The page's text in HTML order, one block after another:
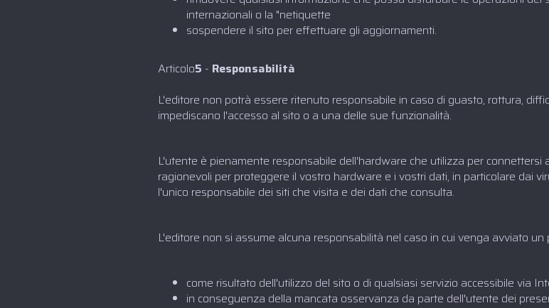
internazionali o la "netiquette
sospendere il sito per effettuare gli aggiornamenti.
‍Articolo5 - Responsabilità
L'editore non potrà essere ritenuto responsabile in caso di guasto, rottura,
impediscano l'accesso al sito o a una delle sue funzionalità.
L'utente è pienamente responsabile dell'hardware che utilizza per
ragionevoli per proteggere il vostro hardware e i vostri dati, in particolare dai
l'unico responsabile dei siti che visita e dei dati che consulta.
L'editore non si assume alcuna responsabilità nel caso in cui venga avviato
come risultato dell'utilizzo del sito o di qualsiasi servizio accessibile via
in conseguenza della mancata osservanza da parte dell'utente dei